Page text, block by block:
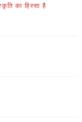
का हिस्सा है